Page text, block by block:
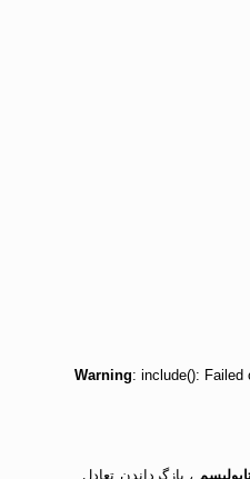
Warning: include(): Failed
، بازگرداندن تعادل